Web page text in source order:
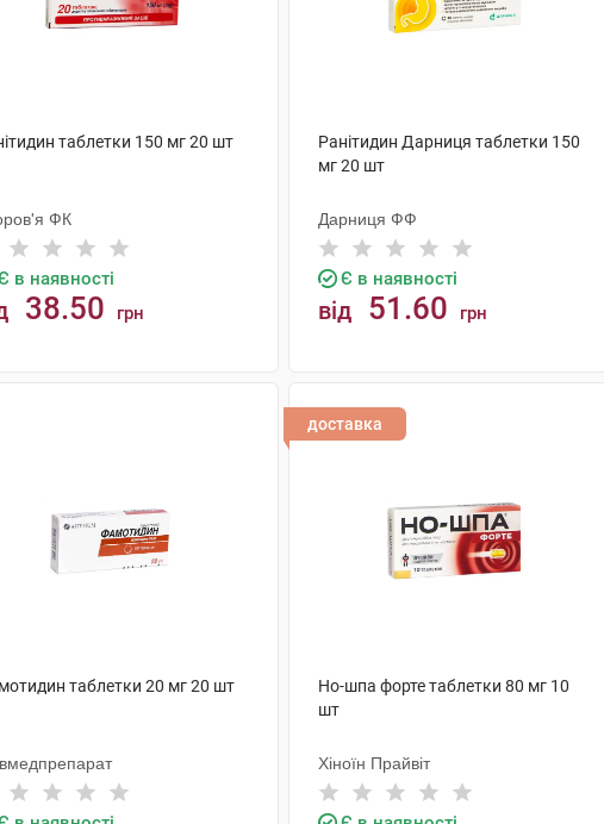
таблетки 150 мг 20 шт
ФК
в наявності
38.50 грн
Ранітидин Дарниця таблетки 150
мг 20 шт
Дарниця ФФ
Є в наявності
від 51.60 грн
таблетки 20 мг 20 шт
доставка
Но-шпа форте таблетки 80 мг 10
шт
Хіноїн Прайвіт